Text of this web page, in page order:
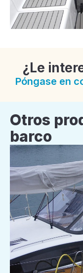
¿Le
Póngase en
Otros
barco